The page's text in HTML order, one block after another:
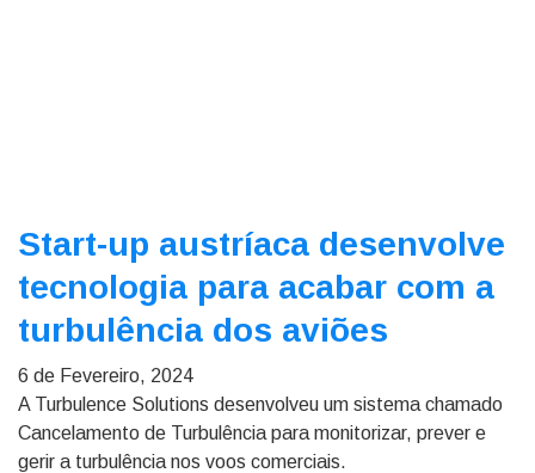
Start-up austríaca desenvolve
tecnologia para acabar com a
turbulência dos aviões
6 de Fevereiro, 2024
A Turbulence Solutions desenvolveu um sistema chamado
Cancelamento de Turbulência para monitorizar, prever e
gerir a turbulência nos voos comerciais.